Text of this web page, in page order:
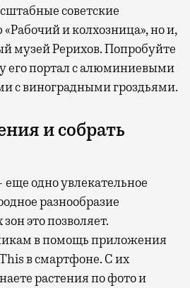
советские
и колхозница», но и,
музей Рерихов. Попробуйте
его портал с алюминиевыми
с виноградными гроздьями.
и собрать
одно увлекательное
разнообразие
это позволяет.
в помощь приложения
в смартфоне. С их
растения по фото и